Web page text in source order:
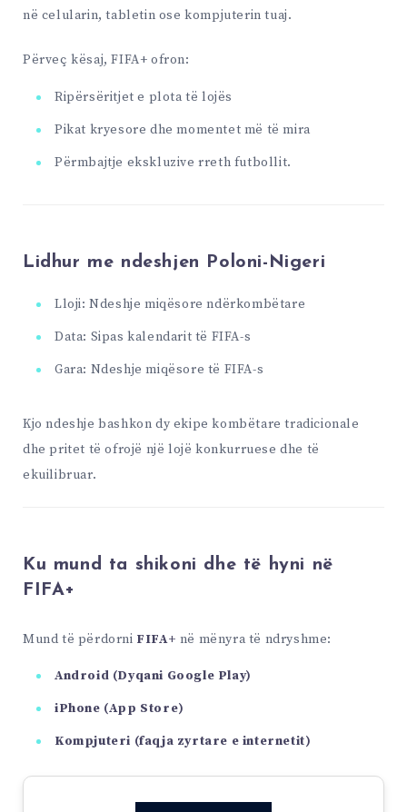
në celularin, tabletin ose kompjuterin tuaj.
Përveç kësaj, FIFA+ ofron:
Ripërsëritjet e plota të lojës
Pikat kryesore dhe momentet më të mira
Përmbajtje ekskluzive rreth futbollit.
Lidhur me ndeshjen Poloni-Nigeri
Lloji: Ndeshje miqësore ndërkombëtare
Data: Sipas kalendarit të FIFA-s
Gara: Ndeshje miqësore të FIFA-s
Kjo ndeshje bashkon dy ekipe kombëtare tradicionale
dhe pritet të ofrojë një lojë konkurruese dhe të
ekuilibruar.
Ku mund ta shikoni dhe të hyni në
FIFA+
Mund të përdorni FIFA+ në mënyra të ndryshme:
Android (Dyqani Google Play)
iPhone (App Store)
Kompjuteri (faqja zyrtare e internetit)